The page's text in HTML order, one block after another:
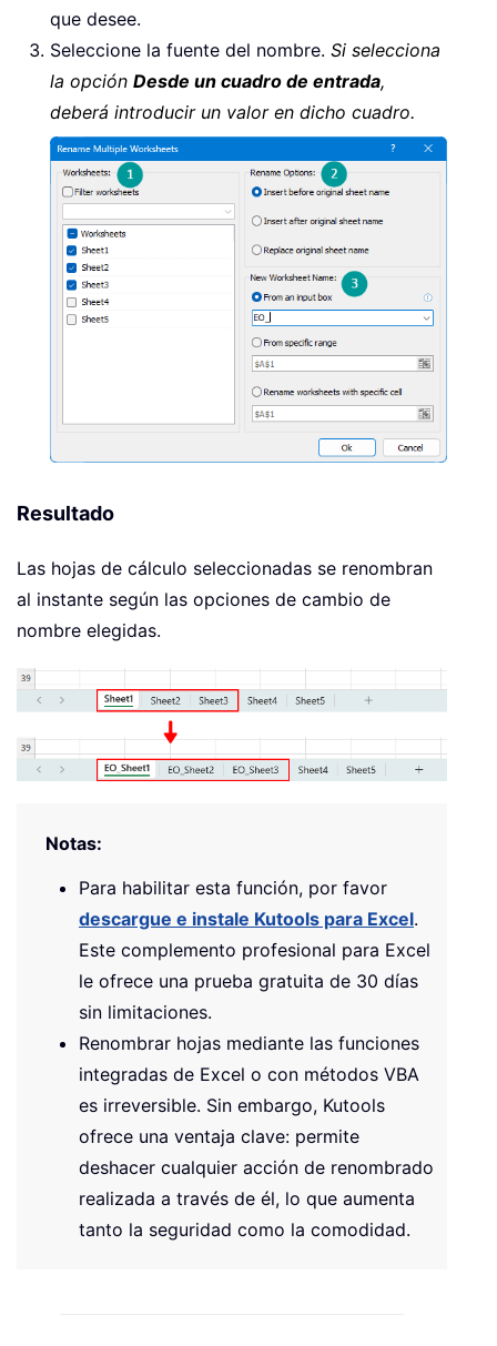
que desee.
Seleccione la fuente del nombre. Si selecciona
la opción Desde un cuadro de entrada,
deberá introducir un valor en dicho cuadro.
Resultado
Las hojas de cálculo seleccionadas se renombran
al instante según las opciones de cambio de
nombre elegidas.
Notas:
Para habilitar esta función, por favor
descargue e instale Kutools para Excel.
Este complemento profesional para Excel
le ofrece una prueba gratuita de 30 días
sin limitaciones.
Renombrar hojas mediante las funciones
integradas de Excel o con métodos VBA
es irreversible. Sin embargo, Kutools
ofrece una ventaja clave: permite
deshacer cualquier acción de renombrado
realizada a través de él, lo que aumenta
tanto la seguridad como la comodidad.